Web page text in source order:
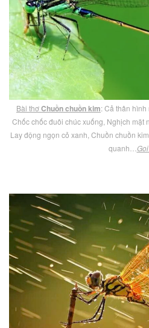
Bài thơChuồn chuồn kim: Cả thân hình
Chốc chốc đuôi chúc xuống, Nghịch mặt
Lay động ngọn cỏ xanh, Chuồn chuồn
quanh…